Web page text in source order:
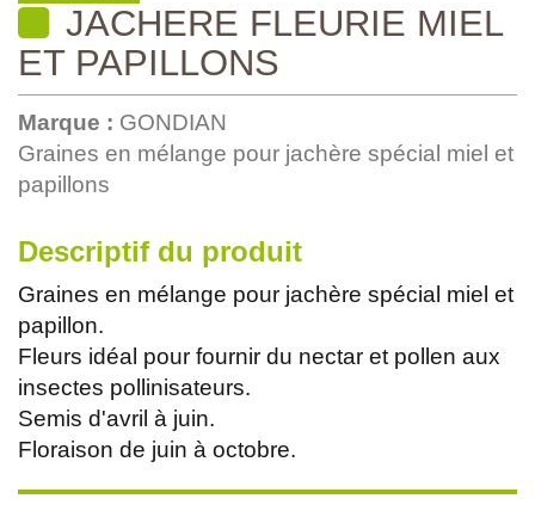
JACHERE FLEURIE MIEL
ET PAPILLONS
Marque : GONDIAN
Graines en mélange pour jachère spécial miel et
papillons
Descriptif du produit
Graines en mélange pour jachère spécial miel et
papillon.
Fleurs idéal pour fournir du nectar et pollen aux
insectes pollinisateurs.
Semis d'avril à juin.
Floraison de juin à octobre.